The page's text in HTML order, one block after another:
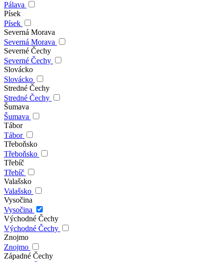
Pálava
Písek
Písek
Severná Morava
Severná Morava
Severné Čechy
Severné Čechy
Slovácko
Slovácko
Stredné Čechy
Stredné Čechy
Šumava
Šumava
Tábor
Tábor
Třeboňsko
Třeboňsko
Třebíč
Třebíč
Valašsko
Valašsko
Vysočina
Vysočina
Východné Čechy
Východné Čechy
Znojmo
Znojmo
Západné Čechy